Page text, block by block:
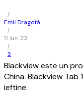
/
Emil Dragotă
/
11 iun. 23
/
3
Blackview este un
China. Blackview
ieftine.